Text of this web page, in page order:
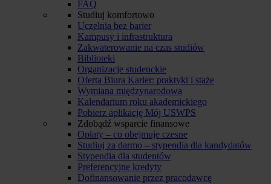
FAQ
Studiuj komfortowo
Uczelnia bez barier
Kampusy i infrastruktura
Zakwaterowanie na czas studiów
Biblioteki
Organizacje studenckie
Oferta Biura Karier: praktyki i staże
Wymiana międzynarodowa
Kalendarium roku akademickiego
Pobierz aplikację Mój USWPS
Zdobądź wsparcie finansowe
Opłaty – co obejmuje czesne
Studiuj za darmo – stypendia dla kandydatów
Stypendia dla studentów
Preferencyjne kredyty
Dofinansowanie przez pracodawcę